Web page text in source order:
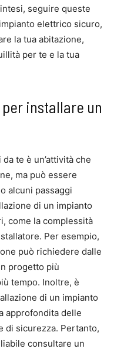
seguire queste
elettrico sicuro,
la tua abitazione,
per te e la tua
installare un
te è un’attività che
ma può essere
alcuni passaggi
di un impianto
come la complessità
Per esempio,
può richiedere dalle
progetto più
tempo. Inoltre, è
di un impianto
approfondita delle
di sicurezza. Pertanto,
consultare un